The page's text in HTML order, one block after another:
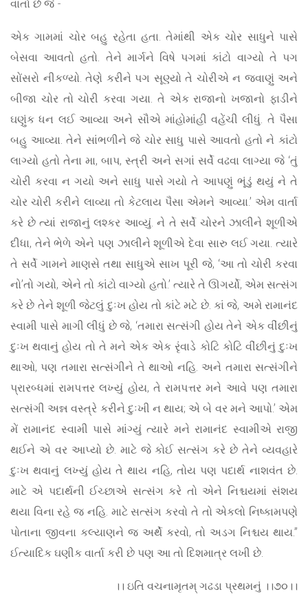
વાર્તા છે જે -
એક ગામમાં ચોર બહુ રહેતા હતા. તેમાંથી એક ચોર સાધુને પાસે
બેસવા આવતો હતો. તેને માર્ગને વિષે પગમાં કાંટો વાગ્યો તે પગ
સોંસરો નીકળ્યો. તેણે કરીને પગ સૂણ્યો તે ચોરીએ ન જવાણું અને
બીજા ચોર તો ચોરી કરવા ગયા. તે એક રાજાનો ખજાનો ફાડીને
ઘણુંક ધન લઈ આવ્યા અને સૌએ માંહોમાંહી વહેંચી લીધું. તે પૈસા
બહુ આવ્યા. તેને સાંભળીને જે ચોર સાધુ પાસે આવતો હતો ને કાંટો
લાગ્યો હતો તેના મા, બાપ, સ્ત્રી અને સગાં સર્વે વઢવા લાગ્યા જે ‘તું
ચોરી કરવા ન ગયો અને સાધુ પાસે ગયો તે આપણું ભૂંડું થયું ને તે
ચોર ચોરી કરીને લાવ્યા તો કેટલાય પૈસા એમને આવ્યા.’ એમ વાર્તા
કરે છે ત્યાં રાજાનું લશ્કર આવ્યું. ને તે સર્વે ચોરને ઝાલીને શૂળીએ
દીધા, તેને ભેળે એને પણ ઝાલીને શૂળીએ દેવા સારુ લઈ ગયા. ત્યારે
તે સર્વે ગામને માણસે તથા સાધુએ સાખ પૂરી જે, ‘આ તો ચોરી કરવા
નો’તો ગયો, એને તો કાંટો વાગ્યો હતો.’ ત્યારે તે ઊગર્યો, એમ સત્સંગ
કરે છે તેને શૂળી જેટલું દુઃખ હોય તો કાંટે મટે છે. કાં જે, અમે રામાનંદ
સ્વામી પાસે માગી લીધું છે જે, ‘તમારા સત્સંગી હોય તેને એક વીંછીનું
દુઃખ થવાનું હોય તો તે મને એક એક રૃંવાડે કોટિ કોટિ વીંછીનું દુઃખ
થાઓ, પણ તમારા સત્સંગીને તે થાઓ નહિ. અને તમારા સત્સંગીને
પ્રારબ્ધમાં રામપત્તર લખ્યું હોય, તે રામપત્તર મને આવે પણ તમારા
સત્સંગી અન્ન વસ્ત્રે કરીને દુઃખી ન થાય; એ બે વર મને આપો.’ એમ
મેં રામાનંદ સ્વામી પાસે માંગ્યું ત્યારે મને રામાનંદ સ્વામીએ રાજી
થઈને એ વર આપ્યો છે. માટે જે કોઈ સત્સંગ કરે છે તેને વ્યવહારે
દુઃખ થવાનું લખ્યું હોય તે થાય નહિ, તોય પણ પદાર્થ નાશવંત છે.
માટે એ પદાર્થની ઈચ્છાએ સત્સંગ કરે તો એને નિશ્ચયમાં સંશય
થયા વિના રહે જ નહિ. માટે સત્સંગ કરવો તે તો એકલો નિષ્કામપણે
પોતાના જીવના કલ્યાણને જ અર્થે કરવો, તો અડગ નિશ્ચય થાય.”
ઈત્યાદિક ઘણીક વાર્તા કરી છે પણ આ તો દિશમાત્ર લખી છે.
।। ઇતિ વચનામૃતમ્ ગઢડા પ્રથમનું ।।૭૦।।